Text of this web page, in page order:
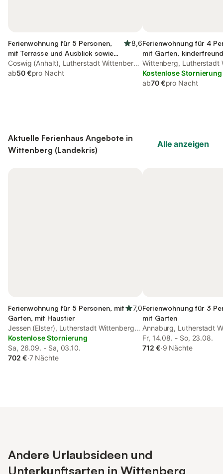
Ferienwohnung für 5 Personen,
mit Terrasse und Ausblick sowie
Garten, kinderfreundlich
8,6
Coswig (Anhalt), Lutherstadt Wittenberg
und Umgebung
ab50 €pro Nacht
Ferienwohnung für 4
mit Garten,
Wittenberg, Lutherstadt
Umgebung
Kostenlose Stornierung
ab70 €pro Nacht
Aktuelle Ferienhaus Angebote in
Wittenberg (Landekris)
Alle anzeigen
Ferienwohnung für 5 Personen, mit
Garten, mit Haustier
7,0
Jessen (Elster), Lutherstadt Wittenberg
und Umgebung
Kostenlose Stornierung
Sa, 26.09. - Sa, 03.10.
702 €·7 Nächte
Ferienwohnung für 3
mit Garten
Annaburg, Lutherstadt
Umgebung
Fr, 14.08. - So, 23.08.
712 €·9 Nächte
Andere Urlaubsideen und
Unterkunftsarten in Wittenberg